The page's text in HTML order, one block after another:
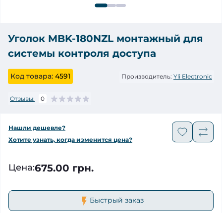
Уголок MBK-180NZL монтажный для
системы контроля доступа
Код товара: 4591 Производитель: Yli Electronic
Отзывы: 0
Нашли дешевле?
Хотите узнать, когда изменится цена?
Цена:675.00 грн.
Быстрый заказ